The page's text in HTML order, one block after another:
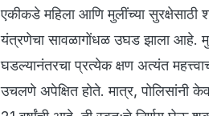
एकीकडे महिला आणि मुलींच्या सुरक्षेसाठी
यंत्रणेचा सावळागोंधळ उघड झाला आहे.
घडल्यानंतरचा प्रत्येक क्षण अत्यंत
उचलणे अपेक्षित होते. मात्र, पोलिसांनी